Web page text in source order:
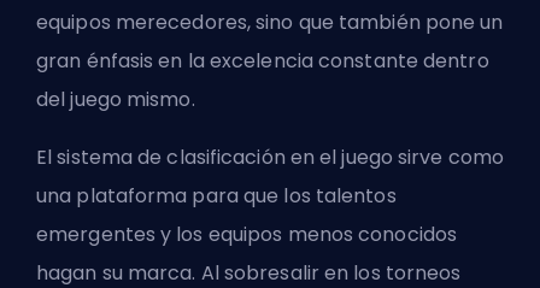
equipos merecedores, sino que también pone un
gran énfasis en la excelencia constante dentro
del juego mismo.
El sistema de clasificación en el juego sirve como
una plataforma para que los talentos
emergentes y los equipos menos conocidos
hagan su marca. Al sobresalir en los torneos